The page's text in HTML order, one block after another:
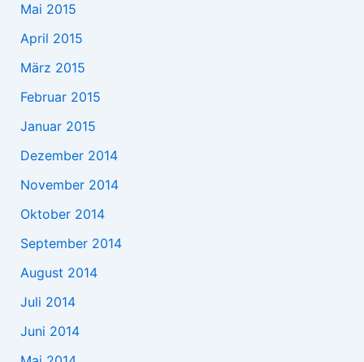
Mai 2015
April 2015
März 2015
Februar 2015
Januar 2015
Dezember 2014
November 2014
Oktober 2014
September 2014
August 2014
Juli 2014
Juni 2014